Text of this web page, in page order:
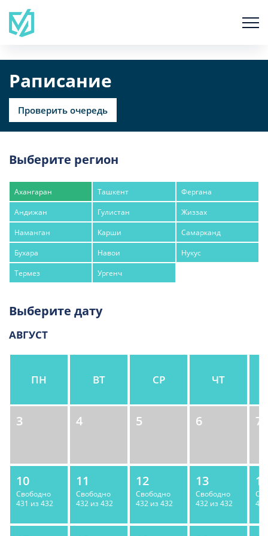
Раписание
Проверить очередь
Выберите регион
Ахангаран Ташкент Фергана
Андижан Гулистан Жиззах
Наманган Карши Самарканд
Бухара Навои Нукус
Термез Ургенч
Выберите дату
АВГУСТ
ПН ВТ СР ЧТ
3 4 5 6 7
10
Свободно
431 из432
11
Свободно
432 из432
12
Свободно
432 из432
13
Свободно
432 из432
14
431